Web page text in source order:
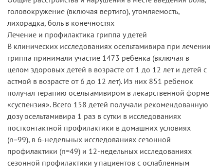
головокружение (включая вертиго), утомляемость,
лихорадка, боль в конечностях
Лечение и профилактика гриппа у детей
В клинических исследованиях осельтамивира при лечении
гриппа принимали участие 1473 ребенка (включая в
целом здоровых детей в возрасте от 1 до 12 лет и детей с
астмой в возрасте от 6 до 12 лет). Из них 851 ребенок
получал терапию осельтамивиром в лекарственной форме
«суспензия». Всего 158 детей получали рекомендованную
дозу осельтамивира 1 раз в сутки в исследованиях
постконтактной профилактики в домашних условиях
(n=99), в 6-недельных исследованиях сезонной
профилактики (n=49) и 12-недельных исследованиях
сезонной профилактики у пациентов с ослабленным